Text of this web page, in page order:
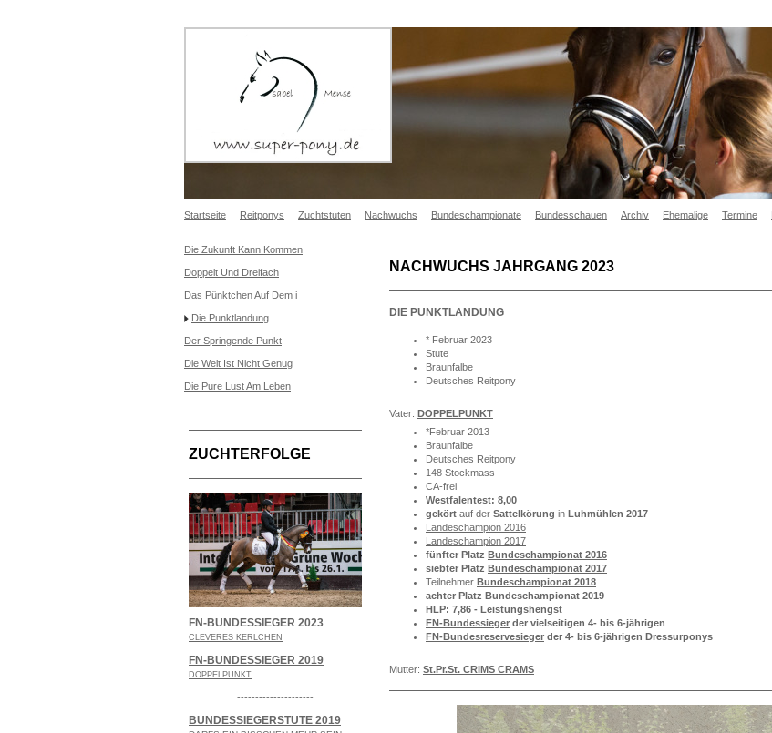
Startseite Reitponys Zuchtstuten Nachwuchs Bundeschampionate Bundesschauen Archiv Ehemalige Termine
NACHWUCHS JAHRGANG 2023
DIE PUNKTLANDUNG
* Februar 2023
Stute
Braunfalbe
Deutsches Reitpony
Vater: DOPPELPUNKT
*Februar 2013
Braunfalbe
Deutsches Reitpony
148 Stockmass
CA-frei
Westfalentest: 8,00
gekört auf der Sattelkörung in Luhmühlen 2017
Landeschampion 2016
Landeschampion 2017
fünfter Platz Bundeschampionat 2016
siebter Platz Bundeschampionat 2017
Teilnehmer Bundeschampionat 2018
achter Platz Bundeschampionat 2019
HLP: 7,86 - Leistungshengst
FN-Bundessieger der vielseitigen 4- bis 6-jährigen
FN-Bundesreservesieger der 4- bis 6-jährigen Dressurponys
Mutter: St.Pr.St. CRIMS CRAMS
Die Zukunft Kann Kommen
Doppelt Und Dreifach
Das Pünktchen Auf Dem i
Die Punktlandung
Der Springende Punkt
Die Welt Ist Nicht Genug
Die Pure Lust Am Leben
ZUCHTERFOLGE
FN-BUNDESSIEGER 2023
CLEVERES KERLCHEN
FN-BUNDESSIEGER 2019
DOPPELPUNKT
---------------------
BUNDESSIEGERSTUTE 2019